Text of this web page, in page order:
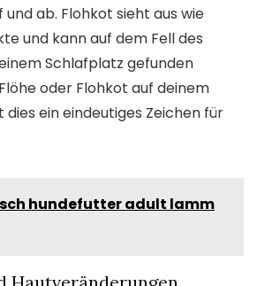
ab. Flohkot sieht aus wie
und kann auf dem Fell des
Schlafplatz gefunden
oder Flohkot auf deinem
dies ein eindeutiges Zeichen für
hundefutter adult lamm